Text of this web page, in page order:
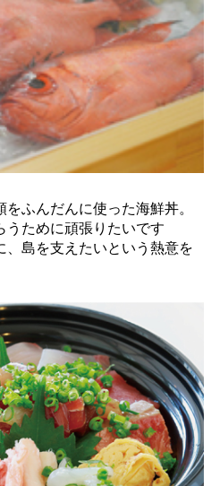
ふんだんに使った海鮮丼。
うために頑張りたいです
島を支えたいという熱意を